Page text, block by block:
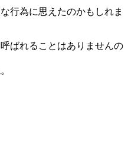
行為に思えたのかもしれま
ばれることはありませんの